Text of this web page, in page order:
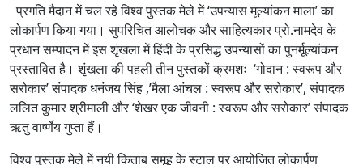
प्रगति मैदान में चल रहे विश्व पुस्तक मेले में ‘उपन्यास मूल्यांकन माला’ का
लोकार्पण किया गया। सुपरिचित आलोचक और साहित्यकार प्रो.नामदेव के
प्रधान सम्पादन में इस शृंखला में हिंदी के प्रसिद्ध उपन्यासों का पुनर्मूल्यांकन
प्रस्तावित है। शृंखला की पहली तीन पुस्तकों क्रमशः ‘गोदान : स्वरूप और
सरोकार’ संपादक धनंजय सिंह ,’मैला आंचल : स्वरूप और सरोकार’, संपादक
ललित कुमार श्रीमाली और ‘शेखर एक जीवनी : स्वरूप और सरोकार’ संपादक
ऋतु वार्ष्णेय गुप्ता हैं।
विश्व पुस्तक मेले में नयी किताब समूह के स्टाल पर आयोजित लोकार्पण